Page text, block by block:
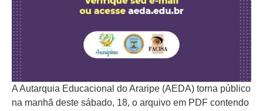
A Autarquia Educacional do Araripe (AEDA) torna público
na manhã deste sábado, 18, o arquivo em PDF contendo